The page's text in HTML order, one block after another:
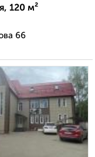
120 м²
66